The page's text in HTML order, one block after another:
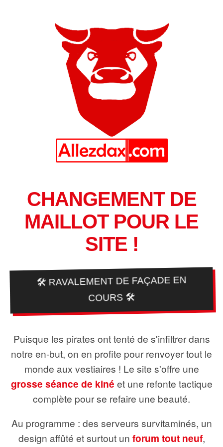
CHANGEMENT DE
MAILLOT POUR LE
SITE !
🛠️ RAVALEMENT DE FAÇADE EN
COURS 🛠️
Puisque les pirates ont tenté de s'infiltrer dans
notre en-but, on en profite pour renvoyer tout le
monde aux vestiaires ! Le site s'offre une
grosse séance de kiné et une refonte tactique
complète pour se refaire une beauté.
Au programme : des serveurs survitaminés, un
design affûté et surtout un forum tout neuf,